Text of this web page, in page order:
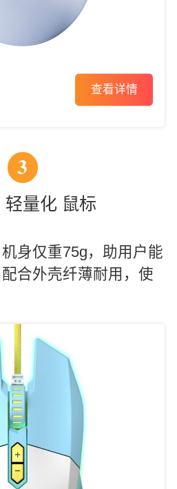
查看详情
3
轻量化 鼠标
身仅重75g，助用户能
合外壳纤薄耐用，使